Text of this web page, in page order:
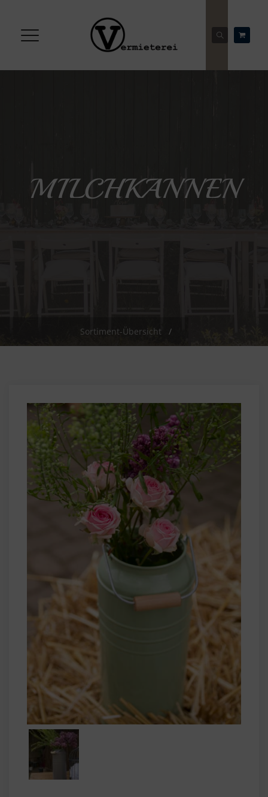
MILCHKANNEN
Sortiment-Übersicht /